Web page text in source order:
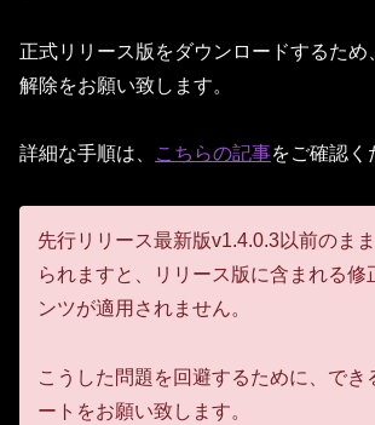
正式リリース版をダウンロードするため
解除をお願い致します。
詳細な手順は、 こちらの記事をご確認く
先行リリース最新版v1.4.0.3以前のま
られますと、リリース版に含まれる修
ンツが適用されません。
こうした問題を回避するために、でき
ートをお願い致します。